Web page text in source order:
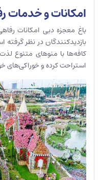
امکانات و خدمات
باغ معجزه دبی امکانات
بازدیدکنندگان در نظر
کافه‌ها با منوهای متنوع
استراحت کرده و خوراکی‌های